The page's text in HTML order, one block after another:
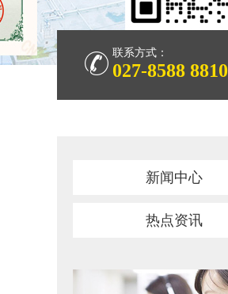
联系方式：
027-8588 8810
新闻中心
热点资讯